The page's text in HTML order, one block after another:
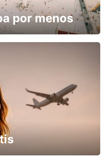
por menos